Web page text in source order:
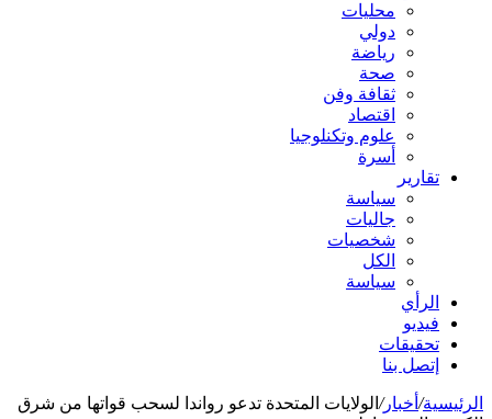
محليات
دولي
رياضة
صحة
ثقافة وفن
اقتصاد
علوم وتكنلوجيا
أسرة
تقارير
سياسة
جاليات
شخصيات
الكل
سياسة
الرأي
فيديو
تحقيقات
إتصل بنا
الرئيسية/ أخبار/ الولايات المتحدة تدعو رواندا لسحب قواتها من شرق